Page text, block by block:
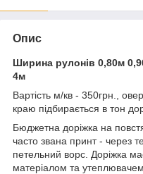
Опис
Ширина рулонів 0,80м
4м
Вартість м/кв - 350грн.,
краю підбирається в тон
Бюджетна доріжка на
часто звана принт - через
петельний ворс. Доріжка
матеріалом та